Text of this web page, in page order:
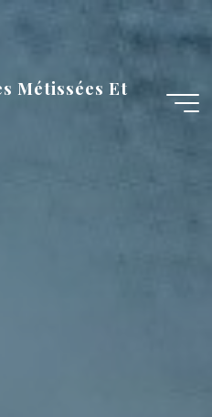
Métissées Et